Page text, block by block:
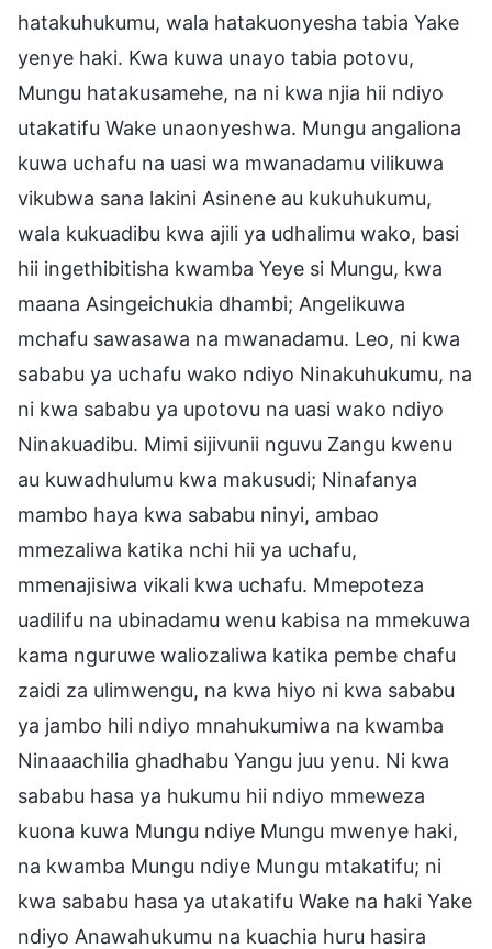
hatakuhukumu, wala hatakuonyesha tabia Yake
yenye haki. Kwa kuwa unayo tabia potovu,
Mungu hatakusamehe, na ni kwa njia hii ndiyo
utakatifu Wake unaonyeshwa. Mungu angaliona
kuwa uchafu na uasi wa mwanadamu vilikuwa
vikubwa sana lakini Asinene au kukuhukumu,
wala kukuadibu kwa ajili ya udhalimu wako, basi
hii ingethibitisha kwamba Yeye si Mungu, kwa
maana Asingeichukia dhambi; Angelikuwa
mchafu sawasawa na mwanadamu. Leo, ni kwa
sababu ya uchafu wako ndiyo Ninakuhukumu, na
ni kwa sababu ya upotovu na uasi wako ndiyo
Ninakuadibu. Mimi sijivunii nguvu Zangu kwenu
au kuwadhulumu kwa makusudi; Ninafanya
mambo haya kwa sababu ninyi, ambao
mmezaliwa katika nchi hii ya uchafu,
mmenajisiwa vikali kwa uchafu. Mmepoteza
uadilifu na ubinadamu wenu kabisa na mmekuwa
kama nguruwe waliozaliwa katika pembe chafu
zaidi za ulimwengu, na kwa hiyo ni kwa sababu
ya jambo hili ndiyo mnahukumiwa na kwamba
Ninaaachilia ghadhabu Yangu juu yenu. Ni kwa
sababu hasa ya hukumu hii ndiyo mmeweza
kuona kuwa Mungu ndiye Mungu mwenye haki,
na kwamba Mungu ndiye Mungu mtakatifu; ni
kwa sababu hasa ya utakatifu Wake na haki Yake
ndiyo Anawahukumu na kuachia huru hasira